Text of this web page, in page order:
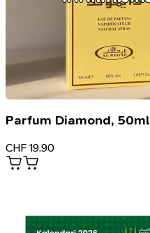
Parfum Diamond, 50ml
CHF 19.90